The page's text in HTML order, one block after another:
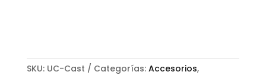
SKU: UC-Cast Categorías: Accesorios,